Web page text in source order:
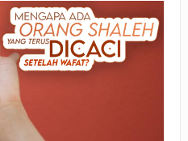
ZAKAT UANG?
HALAL JIKA SEBAB